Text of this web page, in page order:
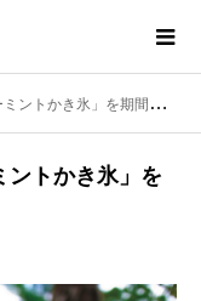
」を期間限定販売いたします
ントかき氷」を